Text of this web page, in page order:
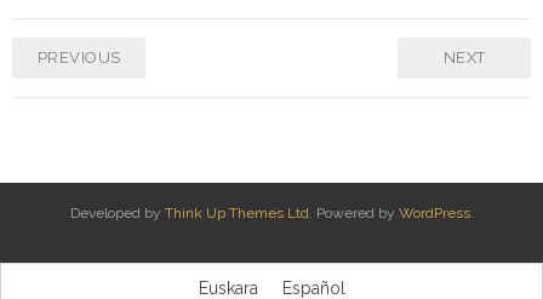
PREVIOUS NEXT
Developed by Think Up Themes Ltd. Powered by WordPress.
Euskara Español